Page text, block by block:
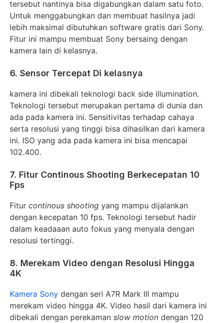
tersebut nantinya bisa digabungkan dalam satu foto.
Untuk menggabungkan dan membuat hasilnya jadi
lebih maksimal dibutuhkan software gratis dari Sony.
Fitur ini mampu membuat Sony bersaing dengan
kamera lain di kelasnya.
6. Sensor Tercepat Di kelasnya
kamera ini dibekali teknologi back side illumination.
Teknologi tersebut merupakan pertama di dunia dan
ada pada kamera ini. Sensitivitas terhadap cahaya
serta resolusi yang tinggi bisa dihasilkan dari kamera
ini. ISO yang ada pada kamera ini bisa mencapai
102.400.
7. Fitur Continous Shooting Berkecepatan 10
Fps
Fitur continous shooting yang mampu dijalankan
dengan kecepatan 10 fps. Teknologi tersebut hadir
dalam keadaaan auto fokus yang menyala dengan
resolusi tertinggi.
8. Merekam Video dengan Resolusi Hingga
4K
Kamera Sony dengan seri A7R Mark III mampu
merekam video hingga 4K. Video hasil dari kamera ini
dibekali dengan perekaman slow motion dengan 120